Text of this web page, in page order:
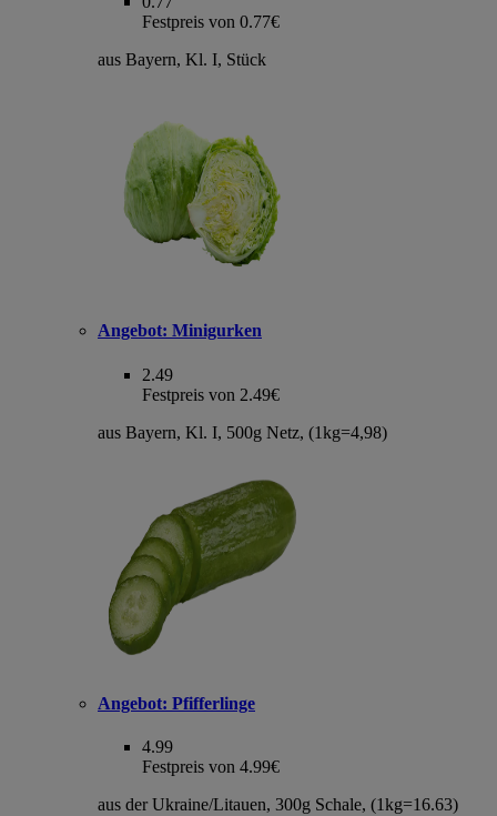
Festpreis von 0.77€
aus Bayern, Kl. I, Stück
Angebot: Minigurken
2.49
Festpreis von 2.49€
aus Bayern, Kl. I, 500g Netz, (1kg=4,98)
Angebot: Pfifferlinge
4.99
Festpreis von 4.99€
aus der Ukraine/Litauen, 300g Schale, (1kg=16.63)